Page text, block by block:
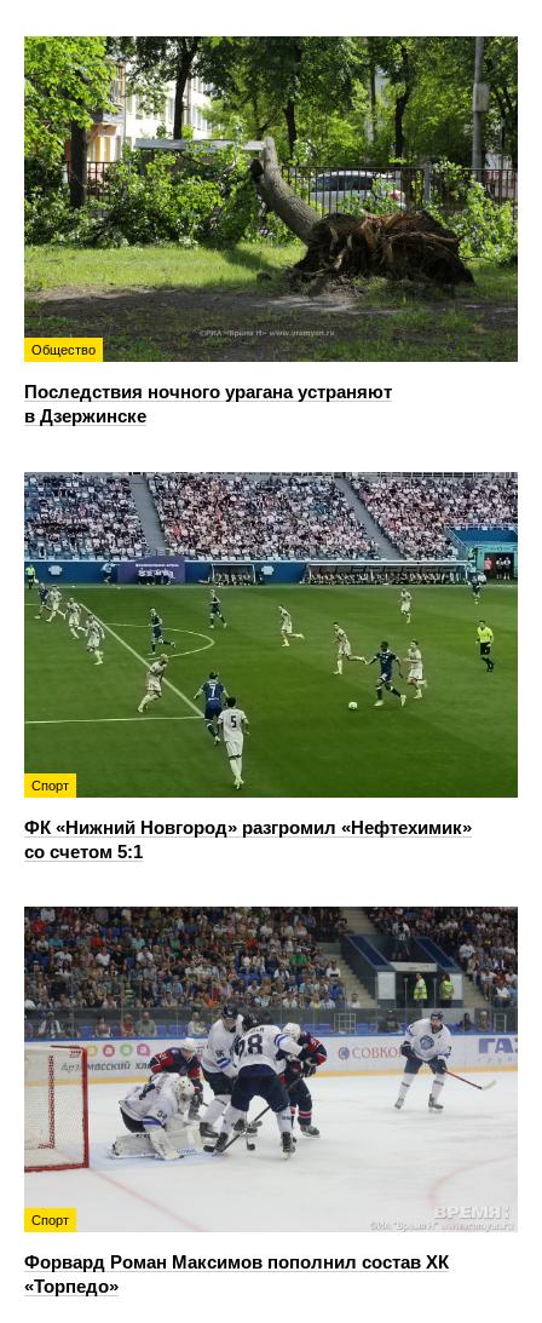
Общество
Последствия ночного урагана устраняют
в Дзержинске
Спорт
ФК «Нижний Новгород» разгромил «Нефтехимик»
со счетом 5:1
Спорт
Форвард Роман Максимов пополнил состав ХК
«Торпедо»